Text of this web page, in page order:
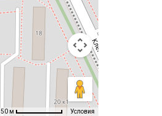
50 м Условия